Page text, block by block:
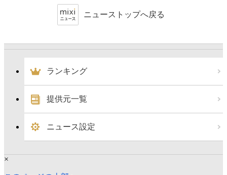
ニューストップへ戻る
ランキング
提供元一覧
ニュース設定
×